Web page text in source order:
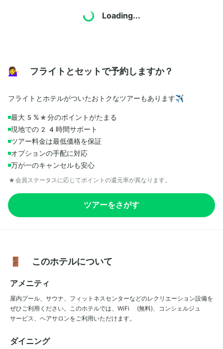
Loading...
💁‍♀️ フライトとセットで予約しますか？
フライトとホテルがついたおトクなツアーもあります✈️
最大5%*分のポイントがたまる
現地での24時間サポート
ツアー料金は最低価格を保証
オプションの手配に対応
万が一のキャンセルも安心
*会員ステータスに応じてポイントの還元率が異なります。
ツアーをさがす
🚪 このホテルについて
アメニティ
屋内プール、サウナ、フィットネスセンターなどのレクリエーション設備を
ぜひご利用ください。このホテルでは、WiFi (無料)、コンシェルジュ
サービス、ヘアサロンをご利用いただけます。
ダイニング